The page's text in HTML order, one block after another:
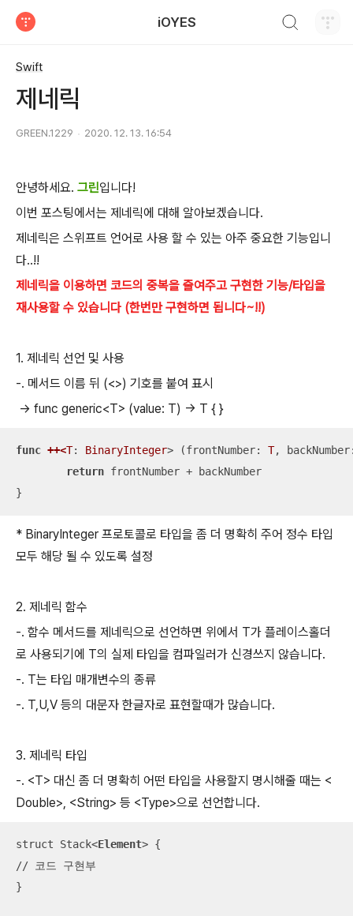
iOYES
Swift
제네릭
GREEN.1229 2020. 12. 13. 16:54
안녕하세요. 그린입니다!
이번 포스팅에서는 제네릭에 대해 알아보겠습니다.
제네릭은 스위프트 언어로 사용 할 수 있는 아주 중요한 기능입니
다..!!
제네릭을 이용하면 코드의 중복을 줄여주고 구현한 기능/타입을
재사용할 수 있습니다 (한번만 구현하면 됩니다~!!)
1. 제네릭 선언 및 사용
-. 메서드 이름 뒤 (<>) 기호를 붙여 표시
-> func generic<T> (value: T) -> T { }
func ++<T: BinaryInteger> (frontNumber: T,
return frontNumber + backNumber
}
* BinaryInteger 프로토콜로 타입을 좀 더 명확히 주어 정수 타입
모두 해당 될 수 있도록 설정
2. 제네릭 함수
-. 함수 메서드를 제네릭으로 선언하면 위에서 T가 플레이스홀더
로 사용되기에 T의 실제 타입을 컴파일러가 신경쓰지 않습니다.
-. T는 타입 매개변수의 종류
-. T,U,V 등의 대문자 한글자로 표현할때가 많습니다.
3. 제네릭 타입
-. <T> 대신 좀 더 명확히 어떤 타입을 사용할지 명시해줄 때는 <
Double>, <String> 등 <Type>으로 선언합니다.
struct Stack<Element> {
// 코드 구현부
}